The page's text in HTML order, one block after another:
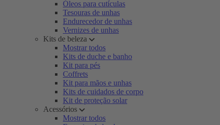
Óleos para cutículas
Tesouras de unhas
Endurecedor de unhas
Vernizes de unhas
Kits de beleza
Mostrar todos
Kits de duche e banho
Kit para pés
Coffrets
Kit para mãos e unhas
Kits de cuidados de corpo
Kit de proteção solar
Acessórios
Mostrar todos